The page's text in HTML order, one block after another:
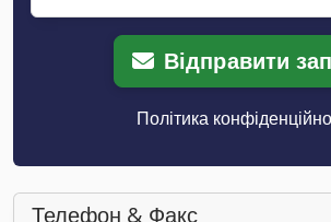
Відправити
Політика
Телефон & Факс